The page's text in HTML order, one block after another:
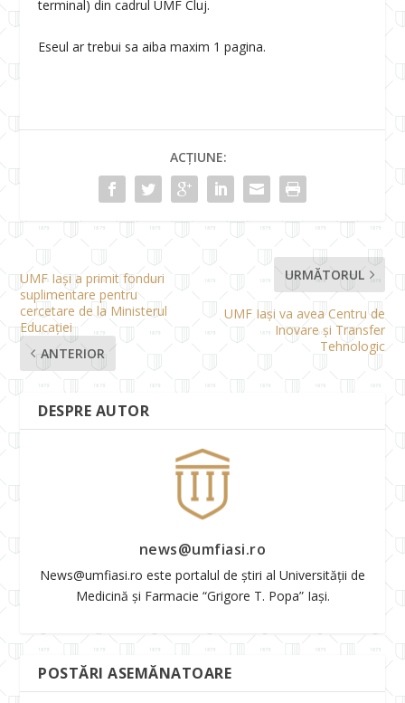
terminal) din cadrul UMF Cluj.
Eseul ar trebui sa aiba maxim 1 pagina.
ACȚIUNE:
UMF Iași a primit fonduri
suplimentare pentru
cercetare de la Ministerul
Educației
ANTERIOR
URMĂTORUL
UMF Iași va avea Centru de
Inovare și Transfer
Tehnologic
DESPRE AUTOR
news@umfiasi.ro
News@umfiasi.ro este portalul de știri al Universității de
Medicină și Farmacie “Grigore T. Popa” Iași.
POSTĂRI ASEMĂNATOARE